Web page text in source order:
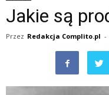
Jakie są
Przez Redakcja Complito.pl -